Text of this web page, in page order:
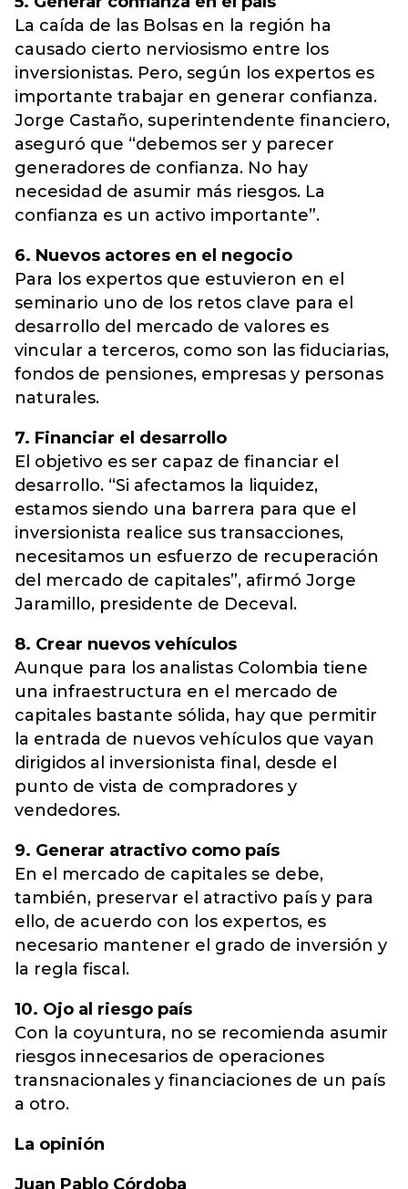
La caída de las Bolsas en la región ha
causado cierto nerviosismo entre los
inversionistas. Pero, según los expertos es
importante trabajar en generar confianza.
Jorge Castaño, superintendente financiero,
aseguró que “debemos ser y parecer
generadores de confianza. No hay
necesidad de asumir más riesgos. La
confianza es un activo importante”.
6. Nuevos actores en el negocio
Para los expertos que estuvieron en el
seminario uno de los retos clave para el
desarrollo del mercado de valores es
vincular a terceros, como son las fiduciarias,
fondos de pensiones, empresas y personas
naturales.
7. Financiar el desarrollo
El objetivo es ser capaz de financiar el
desarrollo. “Si afectamos la liquidez,
estamos siendo una barrera para que el
inversionista realice sus transacciones,
necesitamos un esfuerzo de recuperación
del mercado de capitales”, afirmó Jorge
Jaramillo, presidente de Deceval.
8. Crear nuevos vehículos
Aunque para los analistas Colombia tiene
una infraestructura en el mercado de
capitales bastante sólida, hay que permitir
la entrada de nuevos vehículos que vayan
dirigidos al inversionista final, desde el
punto de vista de compradores y
vendedores.
9. Generar atractivo como país
En el mercado de capitales se debe,
también, preservar el atractivo país y para
ello, de acuerdo con los expertos, es
necesario mantener el grado de inversión y
la regla fiscal.
10. Ojo al riesgo país
Con la coyuntura, no se recomienda asumir
riesgos innecesarios de operaciones
transnacionales y financiaciones de un país
a otro.
La opinión
Juan Pablo Córdoba